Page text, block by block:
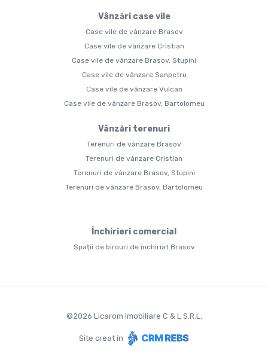
Vânzări case vile
Case vile de vânzare Brasov
Case vile de vânzare Cristian
Case vile de vânzare Brasov, Stupini
Case vile de vânzare Sanpetru
Case vile de vânzare Vulcan
Case vile de vânzare Brasov, Bartolomeu
Vânzări terenuri
Terenuri de vânzare Brasov
Terenuri de vânzare Cristian
Terenuri de vânzare Brasov, Stupini
Terenuri de vânzare Brasov, Bartolomeu
Închirieri comercial
Spații de birouri de închiriat Brasov
©2026 Licarom Imobiliare C & L S.R.L.
Site creat în